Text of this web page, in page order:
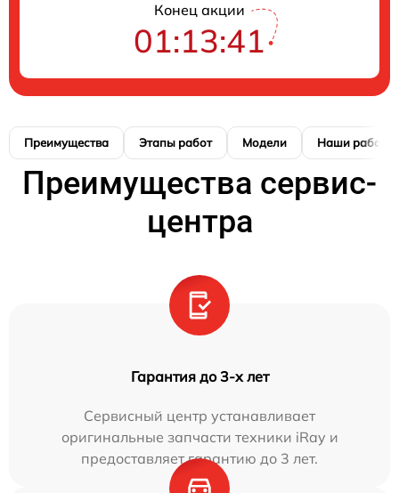
Конец акции
01:13:40
Преимущества Этапы работ Модели Наши работы
Преимущества сервис-
центра
Гарантия до 3-х лет
Сервисный центр устанавливает
оригинальные запчасти техники iRay и
предоставляет гарантию до 3 лет.